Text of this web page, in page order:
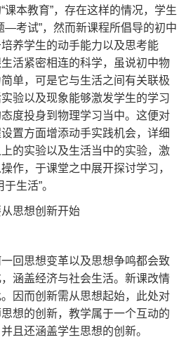
课本教育”，存在这样的情况，学生
考试”，然而新课程所倡导的初中
养学生的动手能力以及思考能
活紧密相连的科学，虽说初中物
单，可是它与生活之间有关联极
验以及现象能够激发学生的学习
度投身到物理学习当中。这便对
置方面增添动手实践机会，详细
的实验以及生活当中的实验，激
作，于课堂之中展开探讨学习，
生活”。
思想创新开始
回思想变革以及思想争鸣都会致
涵盖经济与社会生活。新课改情
因而创新需从思想起始，此处对
想的创新，教学属于一个互动的
且还涵盖学生思想的创新。